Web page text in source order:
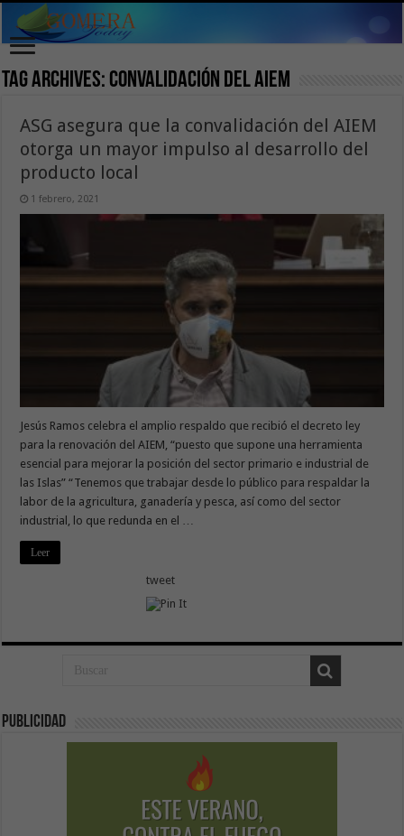
Tag Archives: convalidación del AIEM
ASG asegura que la convalidación del AIEM
otorga un mayor impulso al desarrollo del
producto local
1 febrero, 2021
Jesús Ramos celebra el amplio respaldo que recibió el decreto ley
para la renovación del AIEM, “puesto que supone una herramienta
esencial para mejorar la posición del sector primario e industrial de
las Islas” “Tenemos que trabajar desde lo público para respaldar la
labor de la agricultura, ganadería y pesca, así como del sector
industrial, lo que redunda en el …
Leer
tweet
Publicidad